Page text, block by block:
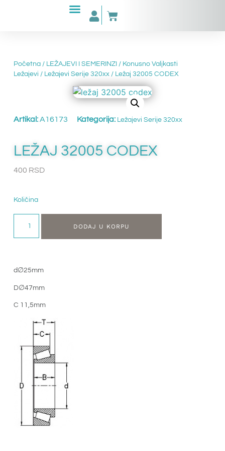
Početna/ LEŽAJEVI I SEMERINZI / Konusno Valjkasti
Ležajevi / Ležajevi Serije 320xx/ Ležaj 32005 CODEX
Artikal:A16173 Kategorija: Ležajevi Serije 320xx
LEŽAJ 32005 CODEX
400 RSD
Količina
DODAJ U KORPU
d∅25mm
D∅47mm
C 11,5mm